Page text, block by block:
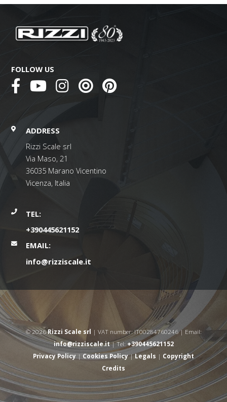
FOLLOW US
ADDRESS
Rizzi Scale srl
Via Maso, 21
36035 Marano Vicentino
Vicenza, Italia
TEL:
+390445621152
EMAIL:
info@rizziscale.it
© 2026Rizzi Scale srl | VAT number: IT00284760246 | Email:
info@rizziscale.it| Tel: +390445621152
Privacy Policy | Cookies Policy|Legals | Copyright
Credits